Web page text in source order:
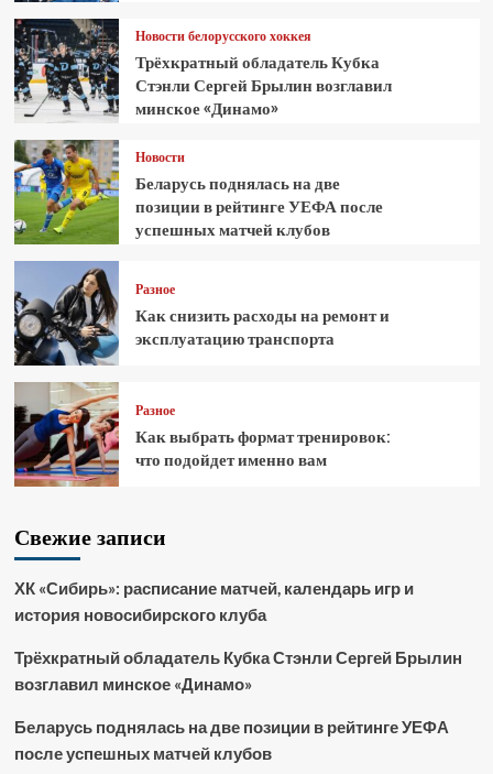
Новости белорусского хоккея
Трёхкратный обладатель Кубка
Стэнли Сергей Брылин возглавил
минское «Динамо»
Новости
Беларусь поднялась на две
позиции в рейтинге УЕФА после
успешных матчей клубов
Разное
Как снизить расходы на ремонт и
эксплуатацию транспорта
Разное
Как выбрать формат тренировок:
что подойдет именно вам
Свежие записи
ХК «Сибирь»: расписание матчей, календарь игр и
история новосибирского клуба
Трёхкратный обладатель Кубка Стэнли Сергей Брылин
возглавил минское «Динамо»
Беларусь поднялась на две позиции в рейтинге УЕФА
после успешных матчей клубов